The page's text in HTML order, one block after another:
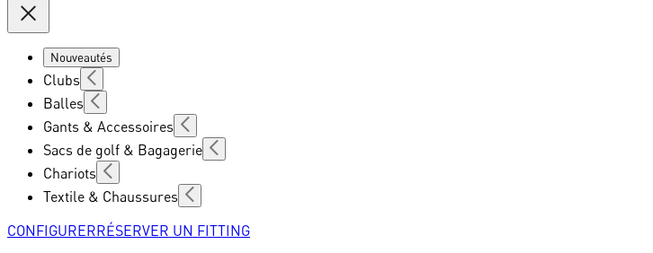
Nouveautés
Clubs
Balles
Gants & Accessoires
Sacs de golf & Bagagerie
Chariots
Textile & Chaussures
CONFIGURERRÉSERVER UN FITTING